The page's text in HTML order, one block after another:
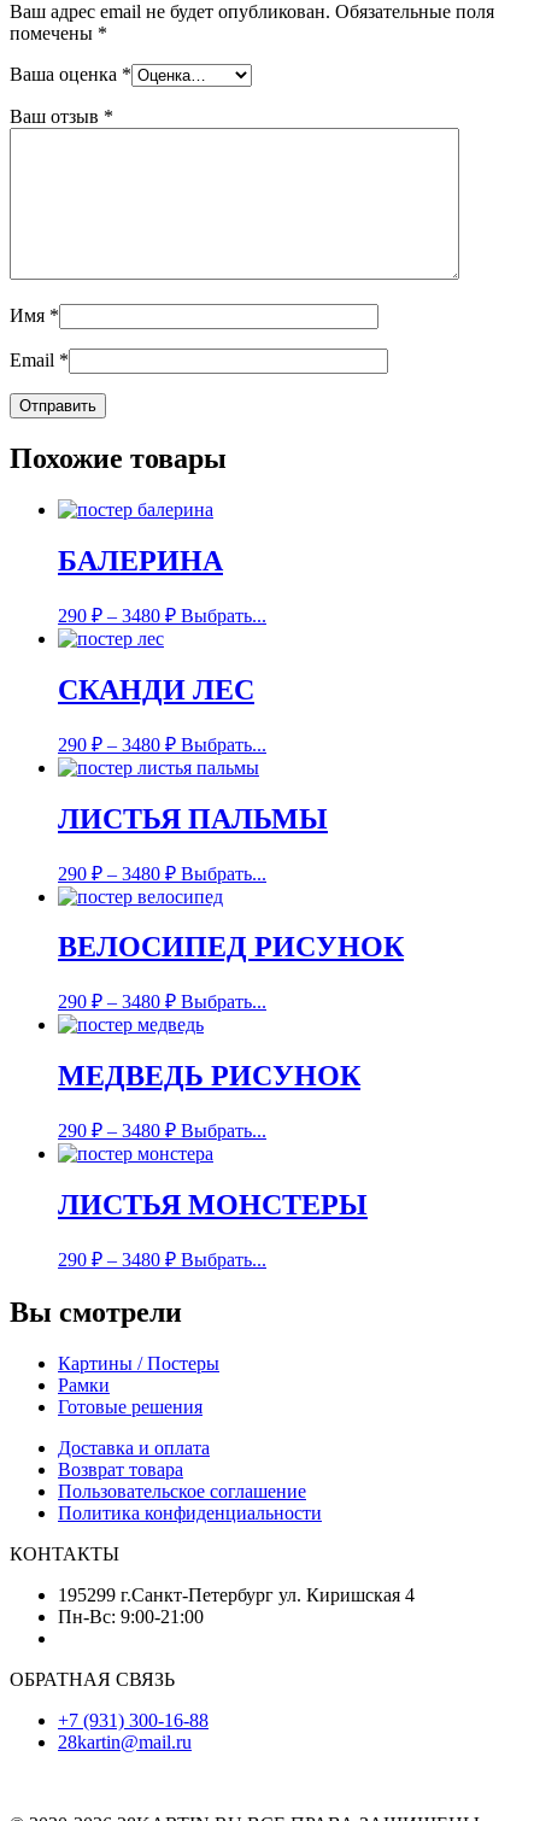
Ваш адрес email не будет опубликован. Обязательные поля
помечены *
Ваша оценка *
Ваш отзыв *
Имя *
Email *
Похожие товары
БАЛЕРИНА
290 ₽ – 3480 ₽ Выбрать...
СКАНДИ ЛЕС
290 ₽ – 3480 ₽ Выбрать...
ЛИСТЬЯ ПАЛЬМЫ
290 ₽ – 3480 ₽ Выбрать...
ВЕЛОСИПЕД РИСУНОК
290 ₽ – 3480 ₽ Выбрать...
МЕДВЕДЬ РИСУНОК
290 ₽ – 3480 ₽ Выбрать...
ЛИСТЬЯ МОНСТЕРЫ
290 ₽ – 3480 ₽ Выбрать...
Вы смотрели
Картины / Постеры
Рамки
Готовые решения
Доставка и оплата
Возврат товара
Пользовательское соглашение
Политика конфиденциальности
КОНТАКТЫ
195299 г.Санкт-Петербург ул. Киришская 4
Пн-Вс: 9:00-21:00
ОБРАТНАЯ СВЯЗЬ
+7 (931) 300-16-88
28kartin@mail.ru